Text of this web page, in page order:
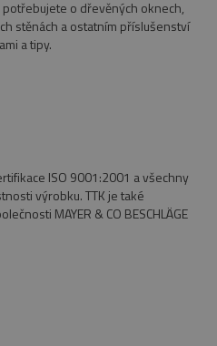
o dřevěných oknech,
stěnách a ostatním příslušenství
a tipy.
ISO 9001:2001 a všechny
výrobku. TTK je také
MAYER & CO BESCHLÄGE
cookie umožňují
stránek, jako je